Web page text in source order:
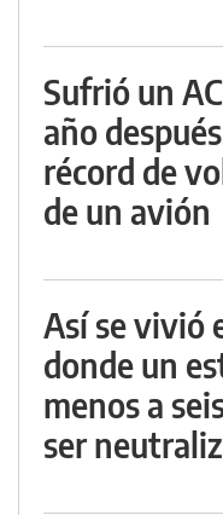
Sufrió un
año
récord de
de un avión
Así se vivió
donde un
menos a
ser